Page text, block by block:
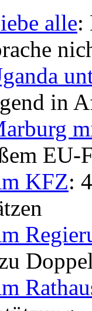
alle:
in
EU-
KFZ: